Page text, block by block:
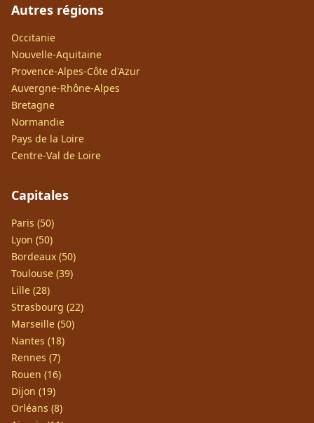
Autres régions
Occitanie
Nouvelle-Aquitaine
Provence-Alpes-Côte d'Azur
Auvergne-Rhône-Alpes
Bretagne
Normandie
Pays de la Loire
Centre-Val de Loire
Capitales
Paris (50)
Lyon (50)
Bordeaux (50)
Toulouse (39)
Lille (28)
Strasbourg (22)
Marseille (50)
Nantes (18)
Rennes (7)
Rouen (16)
Dijon (19)
Orléans (8)